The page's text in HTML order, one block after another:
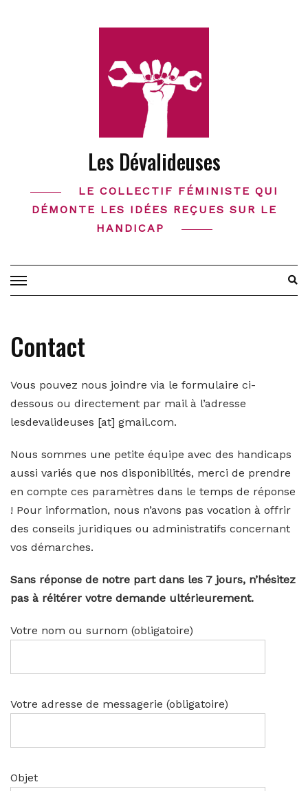
Les Dévalideuses
LE COLLECTIF FÉMINISTE QUI
DÉMONTE LES IDÉES REÇUES SUR LE
HANDICAP
Contact
Vous pouvez nous joindre via le formulaire ci-
dessous ou directement par mail à l’adresse
lesdevalideuses [at] gmail.com.
Nous sommes une petite équipe avec des handicaps
aussi variés que nos disponibilités, merci de prendre
en compte ces paramètres dans le temps de réponse
! Pour information, nous n’avons pas vocation à offrir
des conseils juridiques ou administratifs concernant
vos démarches.
Sans réponse de notre part dans les 7 jours, n’hésitez
pas à réitérer votre demande ultérieurement.
Votre nom ou surnom (obligatoire)
Votre adresse de messagerie (obligatoire)
Objet